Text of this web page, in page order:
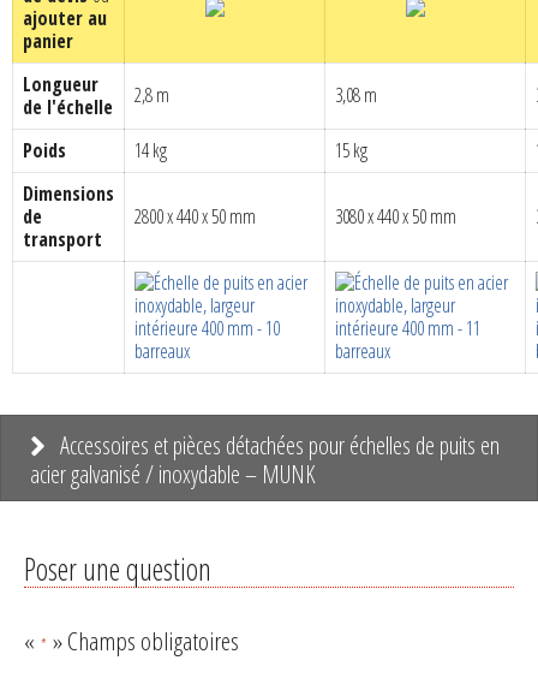
CHF 1'222.00.
CHF 1'240.00.
ajouter au
panier
Longueur
de l'échelle
2,8 m 3,08 m
Poids 14 kg 15 kg
Dimensions
de
transport
2800 x 440 x 50 mm 3080 x 440 x 50 mm
Accessoires et pièces détachées pour échelles de puits en
acier galvanisé / inoxydable – MUNK
Poser une question
« * » Champs obligatoires